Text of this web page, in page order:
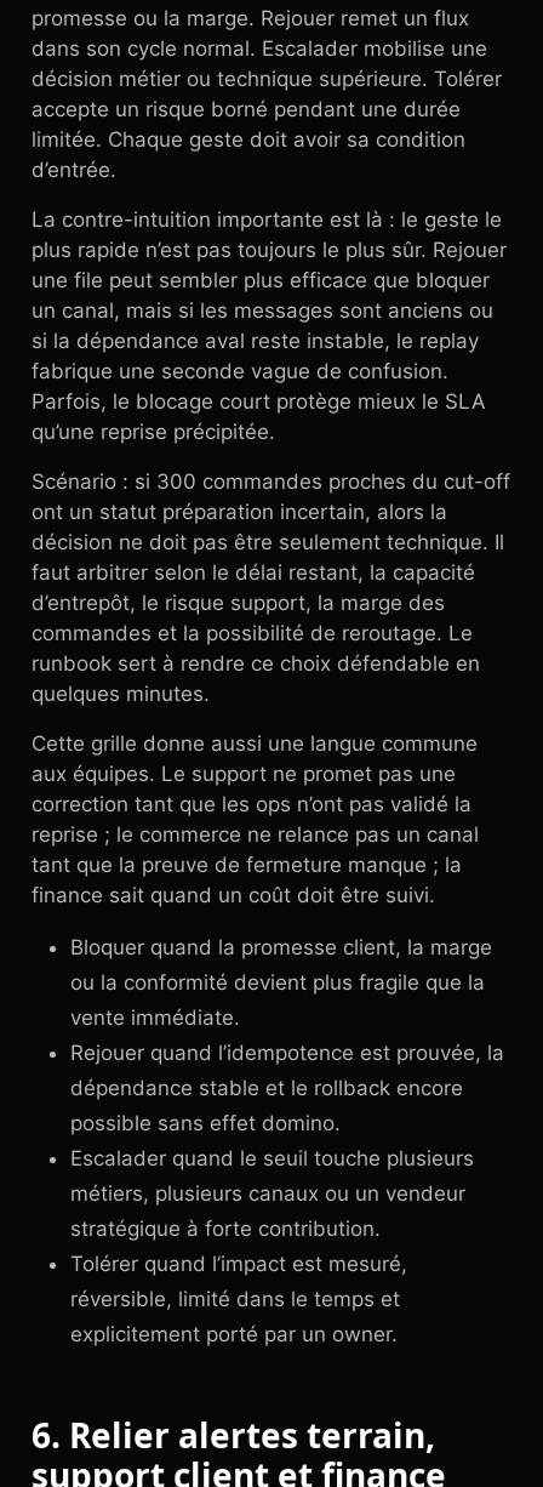
promesse ou la marge. Rejouer remet un flux
dans son cycle normal. Escalader mobilise une
décision métier ou technique supérieure. Tolérer
accepte un risque borné pendant une durée
limitée. Chaque geste doit avoir sa condition
d’entrée.
La contre-intuition importante est là : le geste le
plus rapide n’est pas toujours le plus sûr. Rejouer
une file peut sembler plus efficace que bloquer
un canal, mais si les messages sont anciens ou
si la dépendance aval reste instable, le replay
fabrique une seconde vague de confusion.
Parfois, le blocage court protège mieux le SLA
qu’une reprise précipitée.
Scénario : si 300 commandes proches du cut-off
ont un statut préparation incertain, alors la
décision ne doit pas être seulement technique. Il
faut arbitrer selon le délai restant, la capacité
d’entrepôt, le risque support, la marge des
commandes et la possibilité de reroutage. Le
runbook sert à rendre ce choix défendable en
quelques minutes.
Cette grille donne aussi une langue commune
aux équipes. Le support ne promet pas une
correction tant que les ops n’ont pas validé la
reprise ; le commerce ne relance pas un canal
tant que la preuve de fermeture manque ; la
finance sait quand un coût doit être suivi.
Bloquer quand la promesse client, la marge
ou la conformité devient plus fragile que la
vente immédiate.
Rejouer quand l’idempotence est prouvée, la
dépendance stable et le rollback encore
possible sans effet domino.
Escalader quand le seuil touche plusieurs
métiers, plusieurs canaux ou un vendeur
stratégique à forte contribution.
Tolérer quand l’impact est mesuré,
réversible, limité dans le temps et
explicitement porté par un owner.
6. Relier alertes terrain,
support client et finance